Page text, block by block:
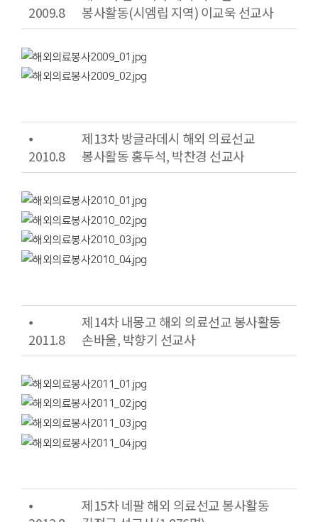
2009.8
봉사활동(시엠립 지역) 이교욱 선교사
⦁
2010.8
제13차 방글라데시 해외 의료선교
봉사활동 홍두석, 박찬경 선교사
⦁
2011.8
제14차 내몽고 해외 의료선교 봉사활동
손바울, 박향기 선교사
⦁
제15차 네팔 해외 의료선교 봉사활동